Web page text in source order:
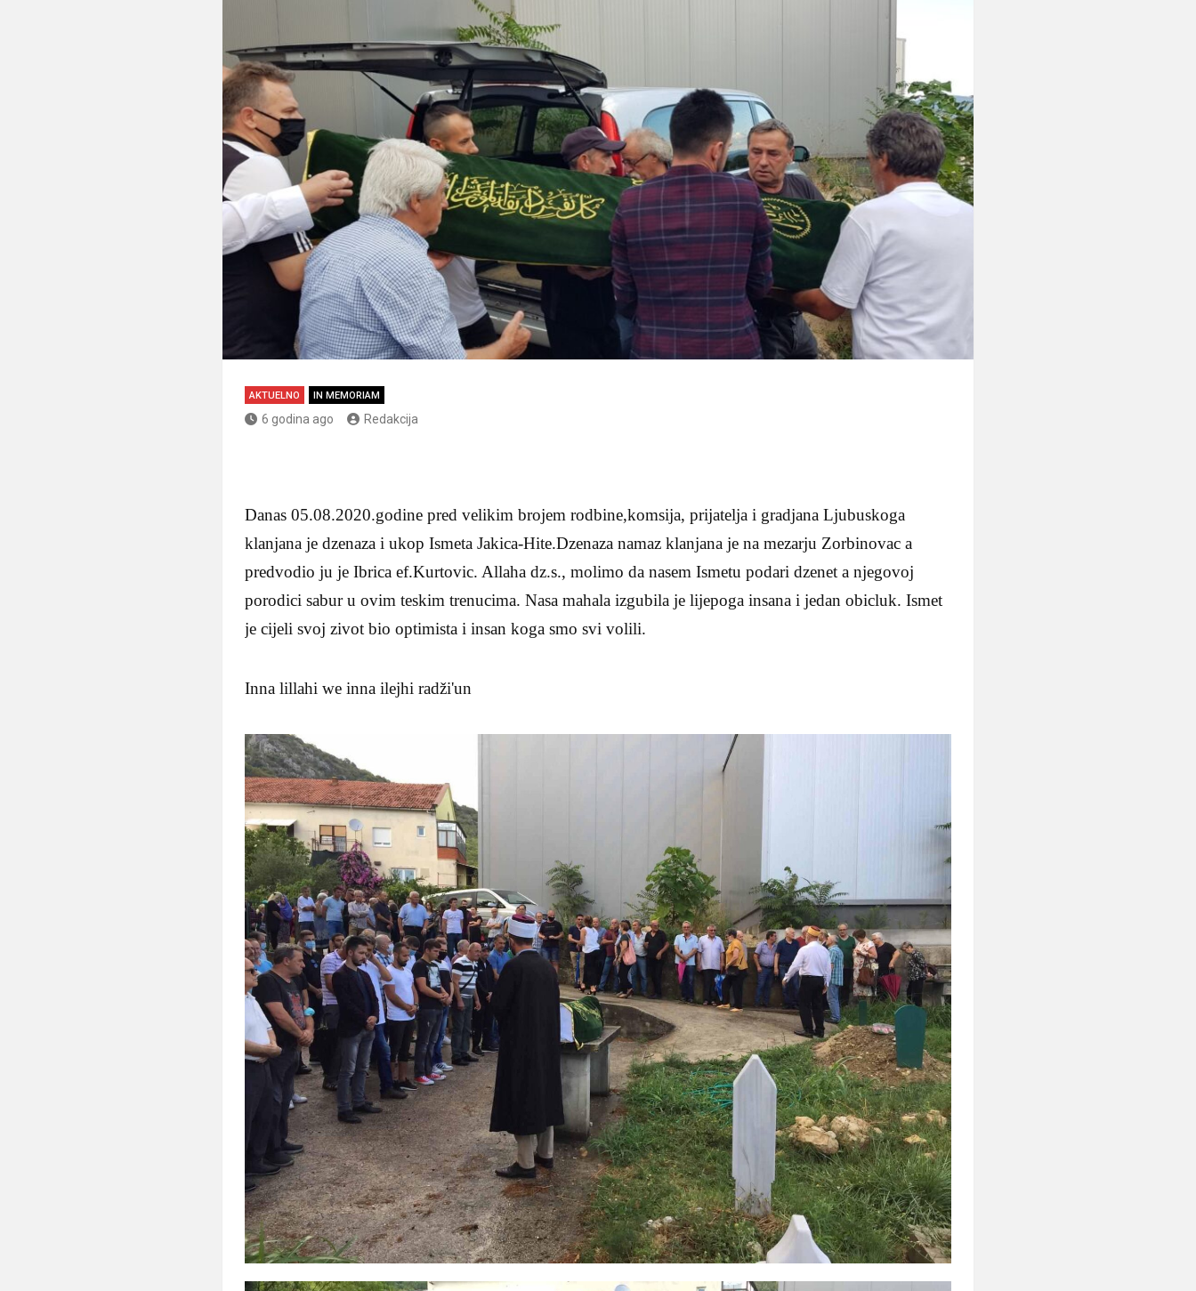
AKTUELNO IN MEMORIAM
6 godina ago Redakcija
Danas 05.08.2020.godine pred velikim brojem rodbine,komsija, prijatelja i gradjana Ljubuskoga
klanjana je dzenaza i ukop Ismeta Jakica-Hite.Dzenaza namaz klanjana je na mezarju Zorbinovac a
predvodio ju je Ibrica ef.Kurtovic. Allaha dz.s., molimo da nasem Ismetu podari dzenet a njegovoj
porodici sabur u ovim teskim trenucima. Nasa mahala izgubila je lijepoga insana i jedan obicluk. Ismet
je cijeli svoj zivot bio optimista i insan koga smo svi volili.
Inna lillahi we inna ilejhi radži'un